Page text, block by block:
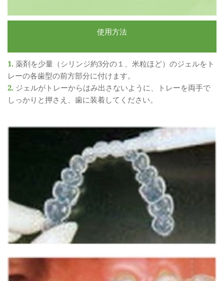
使用方法
1. 薬剤を少量（シリンジ約3分の１、米粒ほど）のジェルをト
レーの各歯型の前方部分に付けます。
2. ジェルがトレーからはみ出さないように、トレーを両手で
しっかりと押さえ、歯に装着してください。